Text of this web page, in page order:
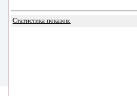
Статистика показов: